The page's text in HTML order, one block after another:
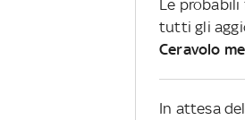
Le
tutti gli
Ceravolo
In attesa